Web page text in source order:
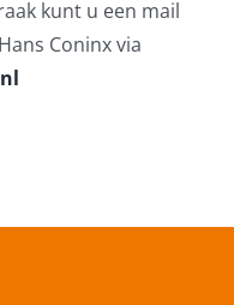
kunt u een mail
Coninx via